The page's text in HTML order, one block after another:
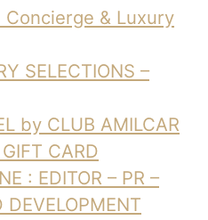
Concierge & Luxury
SELECTIONS –
by CLUB AMILCAR
CARD
: EDITOR – PR –
DEVELOPMENT